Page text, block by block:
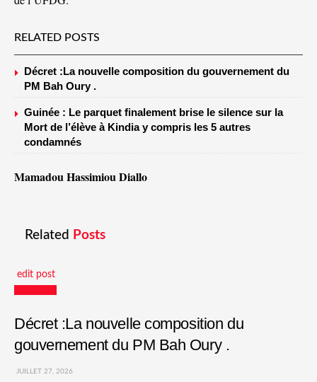
RELATED POSTS
Décret :La nouvelle composition du gouvernement du
PM Bah Oury .
Guinée : Le parquet finalement brise le silence sur la
Mort de l’élève à Kindia y compris les 5 autres
condamnés
Mamadou Hassimiou Diallo
Related Posts
edit post
Décret :La nouvelle composition du
gouvernement du PM Bah Oury .
JUILLET 27, 2026